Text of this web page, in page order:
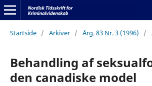
Startside / Arkiver / Årg. 83 Nr. 3 (1996) /
Behandling af
den canadiske model